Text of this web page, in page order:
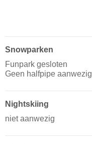
Snowparken
Funpark gesloten
Geen halfpipe aanwezig
Nightskiing
niet aanwezig